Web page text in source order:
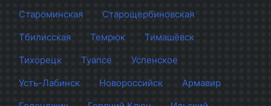
Староминская
Старощербиновская
Тбилисская
Темрюк
Тимашёвск
Тихорецк
Туапсе
Успенское
Усть-Лабинск
Новороссийск
Армавир